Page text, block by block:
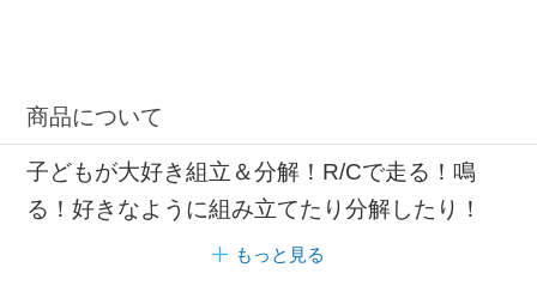
商品について
子どもが大好き組立＆分解！R/Cで走る！鳴
る！好きなように組み立てたり分解したり！
もっと見る